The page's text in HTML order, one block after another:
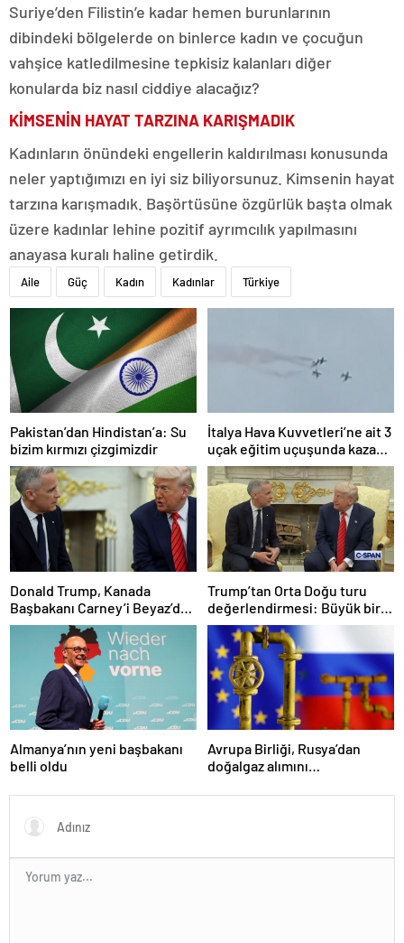
Suriye’den Filistin’e kadar hemen burunlarının
dibindeki bölgelerde on binlerce kadın ve çocuğun
vahşice katledilmesine tepkisiz kalanları diğer
konularda biz nasıl ciddiye alacağız?
KİMSENİN HAYAT TARZINA KARIŞMADIK
Kadınların önündeki engellerin kaldırılması konusunda
neler yaptığımızı en iyi siz biliyorsunuz. Kimsenin hayat
tarzına karışmadık. Başörtüsüne özgürlük başta olmak
üzere kadınlar lehine pozitif ayrımcılık yapılmasını
anayasa kuralı haline getirdik.
Aile Güç Kadın Kadınlar Türkiye
Pakistan’dan Hindistan’a: Su
bizim kırmızı çizgimizdir
İtalya Hava Kuvvetleri’ne ait 3
uçak eğitim uçuşunda kaza
yaptı
Donald Trump, Kanada
Başbakanı Carney’i Beyaz’da
ağırladı
Trump’tan Orta Doğu turu
değerlendirmesi: Büyük bir
duyuru yapacağız
Almanya’nın yeni başbakanı
belli oldu
Avrupa Birliği, Rusya’dan
doğalgaz alımını